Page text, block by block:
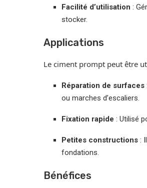
Facilité d’utilisation :
stocker.
Applications
Le ciment prompt peut être
Réparation de surfaces
ou marches d’escaliers.
Fixation rapide : Utilisé
Petites constructions :
fondations.
Bénéfices